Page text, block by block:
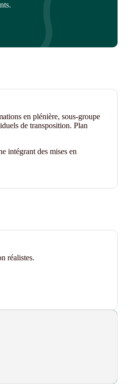
en plénière, sous-groupe
de transposition. Plan
intégrant des mises en
réalistes.